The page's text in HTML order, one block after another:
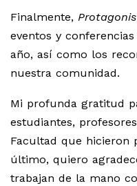
Finalmente,
eventos y
año, así como los
nuestra comunidad.
Mi profunda gratitud
estudiantes,
Facultad que hicieron
último, quiero
trabajan de la mano